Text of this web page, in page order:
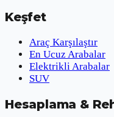
Keşfet
Araç Karşılaştır
En Ucuz Arabalar
Elektrikli Arabalar
SUV
Hesaplama &